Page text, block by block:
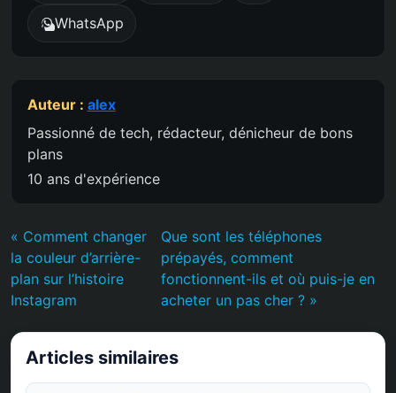
WhatsApp
Auteur : alex
Passionné de tech, rédacteur, dénicheur de bons
plans
10 ans d'expérience
« Comment changer
la couleur d’arrière-
plan sur l’histoire
Instagram
Que sont les téléphones
prépayés, comment
fonctionnent-ils et où puis-je en
acheter un pas cher ? »
Articles similaires